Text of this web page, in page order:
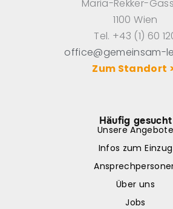
Maria-Rekker-
1100 Wien
Tel. +43 (1) 60
office@gemeinsam-
Zum Standort
Häufig gesucht
Unsere Angebote
Infos zum Einzug
Über uns
Jobs